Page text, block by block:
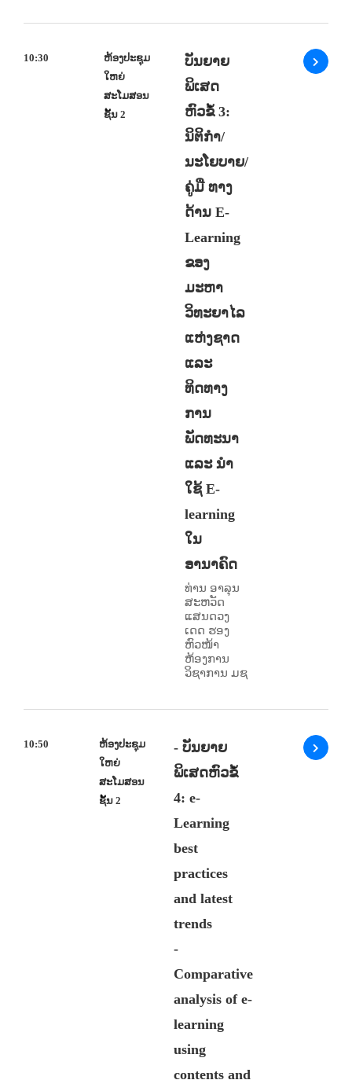
10:30
ຫ້ອງປະຊຸມ
ໃຫຍ່
ສະໂມສອນ
ຊັ້ນ 2
ບັນຍາຍ
ພິເສດ
ຫົວຂໍ້ 3:
ນິຕິກຳ/
ນະໂຍບາຍ/
ຄູ່ມື ທາງ
ດ້ານ E-
Learning
ຂອງ
ມະຫາ
ວິທະຍາໄລ
ແຫ່ງຊາດ
ແລະ
ທິດທາງ
ການ
ພັດທະນາ
ແລະ ນຳ
ໃຊ້ E-
learning
ໃນ
ອານາຄົດ
ທ່ານ ອາລຸນ
ສະຫວັດ
ແສນດວງ
ເດດ ຮອງ
ຫົວໜ້າ
ຫ້ອງການ
ວິຊາການ ມຊ
10:50
ຫ້ອງປະຊຸມ
ໃຫຍ່
ສະໂມສອນ
ຊັ້ນ 2
- ບັນຍາຍ
ພິເສດຫົວຂໍ້
4: e-
Learning
best
practices
and latest
trends
-
Comparative
analysis of e-
learning
using
contents and